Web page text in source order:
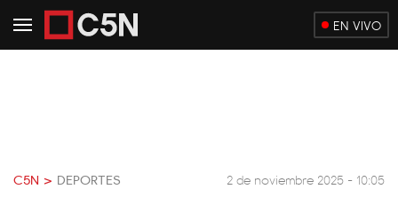
EN VIVO
C5N > DEPORTES 2 de noviembre 2025 - 10:05